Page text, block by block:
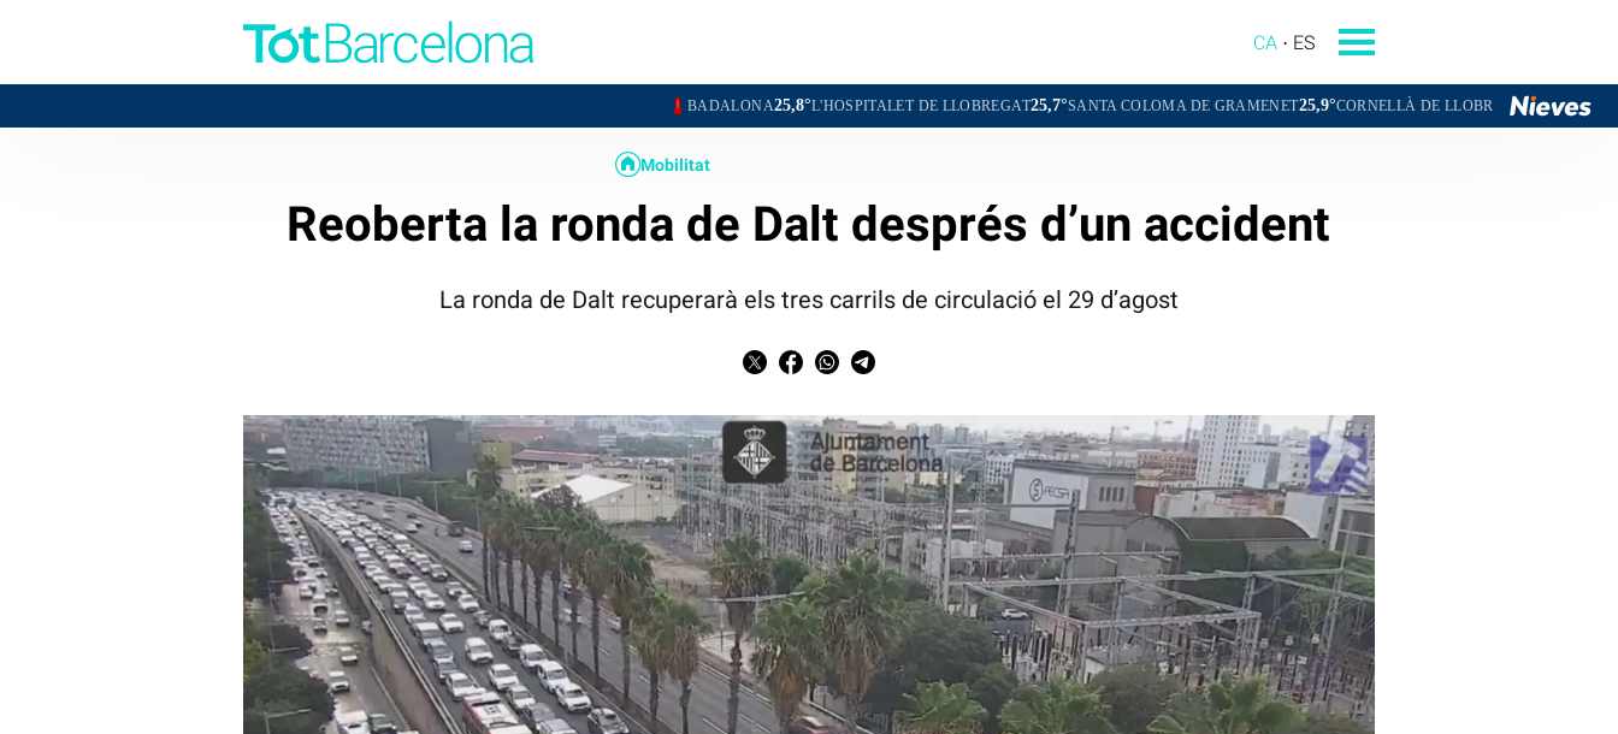
CA ES
25,8°L'HOSPITALET DE LLOBREGAT25,7°SANTA COLOMA DE GRAMENET25,9°CORNELLÀ DE LLOBREGAT25,4°SANT BOI DE
Mobilitat
Reoberta la ronda de Dalt després d’un accident
La ronda de Dalt recuperarà els tres carrils de circulació el 29 d’agost